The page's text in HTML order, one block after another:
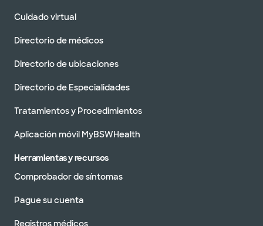
Cuidado virtual
Directorio de médicos
Directorio de ubicaciones
Directorio de Especialidades
Tratamientos y Procedimientos
Aplicación móvil MyBSWHealth
Herramientas y recursos
Comprobador de síntomas
Pague su cuenta
Registros médicos